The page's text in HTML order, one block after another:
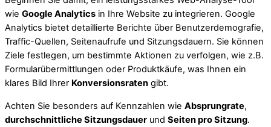
wie Google Analytics in Ihre Website zu integrieren. Google
Analytics bietet detaillierte Berichte über Benutzerdemografie,
Traffic-Quellen, Seitenaufrufe und Sitzungsdauern. Sie können
Ziele festlegen, um bestimmte Aktionen zu verfolgen, wie z.B.
Formularübermittlungen oder Produktkäufe, was Ihnen ein
klares Bild Ihrer Konversionsraten gibt.
Achten Sie besonders auf Kennzahlen wie Absprungrate,
durchschnittliche Sitzungsdauer und Seiten pro Sitzung.